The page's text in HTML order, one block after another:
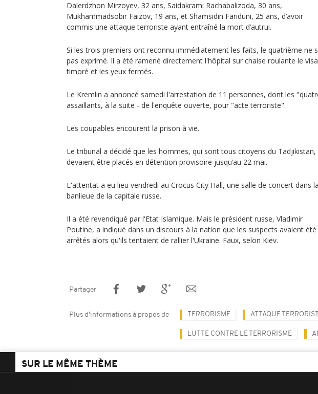
Dalerdzhon Mirzoyev, 32 ans, Saidakrami Rachabalizoda, 30 ans,
Mukhammadsobir Faizov, 19 ans, et Shamsidin Fariduni, 25 ans, d’avoir
commis une attaque terroriste ayant entraîné la mort d’autrui.
Si les trois premiers ont reconnu immédiatement les faits, le quatrième ne
pas exprimé. Il a été ramené directement l'hôpital sur chaise roulante le
timoré et les yeux fermés.
Le Kremlin a annoncé samedi l'arrestation de 11 personnes, dont les
assaillants, à la suite - de l'enquête ouverte, pour "acte terroriste".
Les coupables encourent la prison à vie.
Le tribunal a décidé que les hommes, qui sont tous citoyens du Tadjikistan,
devaient être placés en détention provisoire jusqu’au 22 mai.
L'attentat a eu lieu vendredi au Crocus City Hall, une salle de concert dans la
banlieue de la capitale russe.
Il a été revendiqué par l'Etat Islamique. Mais le président russe, Vladimir
Poutine, a indiqué dans un discours à la nation que les suspects avaient été
arrêtés alors qu'ils tentaient de rallier l'Ukraine. Faux, selon Kiev.
Partager
Plus d'informations à propos de TERRORISME ATTAQUE
LUTTE CONTRE LE TERRORISME
SUR LE MÊME THÈME